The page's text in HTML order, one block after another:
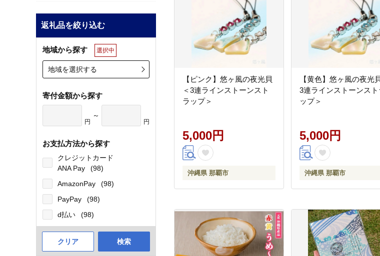
返礼品を絞り込む
地域から探す 選択中
地域を選択する
寄付金額から探す
円
～
円
お支払方法から探す
クレジットカード
ANA Pay
(98)
AmazonPay
(98)
PayPay
(98)
d払い
(98)
クリア 検索
【ピンク】悠ヶ風の夜光貝
＜3連ラインストーンスト
ラップ＞
5,000円
沖縄県 那覇市
【黄色】悠ヶ風の夜光
3連ラインストーンスト
ップ＞
5,000円
沖縄県 那覇市